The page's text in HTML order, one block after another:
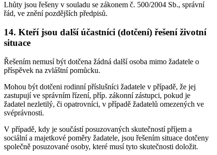
Lhůty jsou řešeny v souladu se zákonem č. 500/2004 Sb., správní
řád, ve znění pozdějších předpisů.
14. Kteří jsou další účastníci (dotčení) řešení životní
situace
Řešením nemusí být dotčena žádná další osoba mimo žadatele o
příspěvek na zvláštní pomůcku.
Mohou být dotčeni rodinní příslušníci žadatele v případě, že jej
zastupují ve správním řízení, příp. zákonní zástupci, pokud je
žadatel nezletilý, či opatrovníci, v případě žadatelů omezených ve
svéprávnosti.
V případě, kdy je součástí posuzovaných skutečností příjem a
sociální a majetkové poměry žadatele, jsou řešením situace dotčeny
společně posuzované osoby, které musí tyto skutečnosti doložit.